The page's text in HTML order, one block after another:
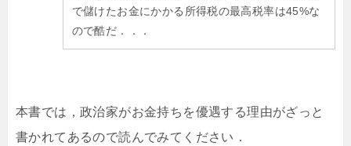
で儲けたお金にかかる所得税の最高税率は45%な
ので酷だ．．．
本書では，政治家がお金持ちを優遇する理由がざっと
書かれてあるので読んでみてください．